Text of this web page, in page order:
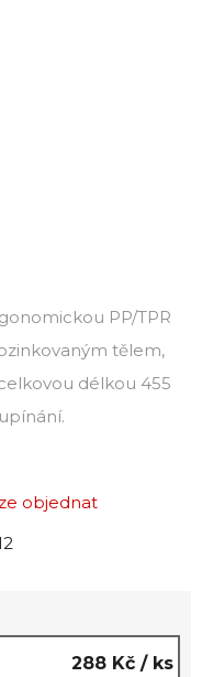
PP/TPR
tělem,
délkou 455
objednat
288 Kč / ks